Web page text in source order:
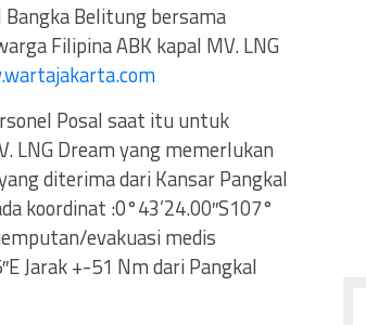
Bangka Belitung bersama
Filipina ABK kapal MV. LNG
Posal saat itu untuk
LNG Dream yang memerlukan
diterima dari Kansar Pangkal
koordinat :0°43’24.00″S107°
evakuasi medis
Jarak +-51 Nm dari Pangkal